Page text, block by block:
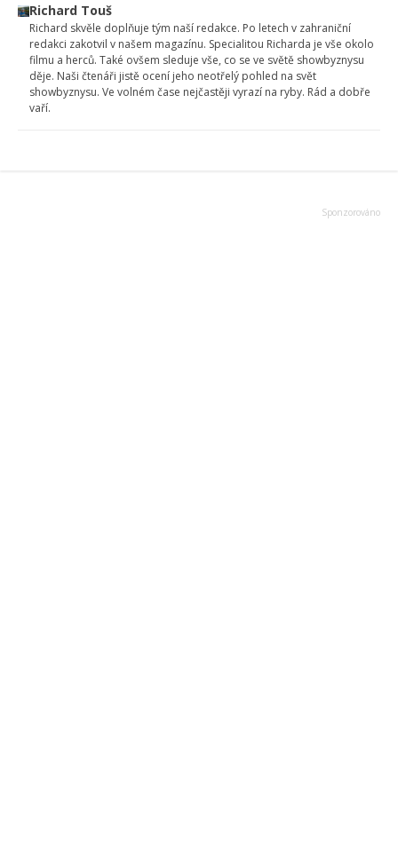
Richard Touš
Richard skvěle doplňuje tým naší redakce. Po letech v zahraniční
redakci zakotvil v našem magazínu. Specialitou Richarda je vše okolo
filmu a herců. Také ovšem sleduje vše, co se ve světě showbyznysu
děje. Naši čtenáři jistě ocení jeho neotřelý pohled na svět
showbyznysu. Ve volném čase nejčastěji vyrazí na ryby. Rád a dobře
vaří.